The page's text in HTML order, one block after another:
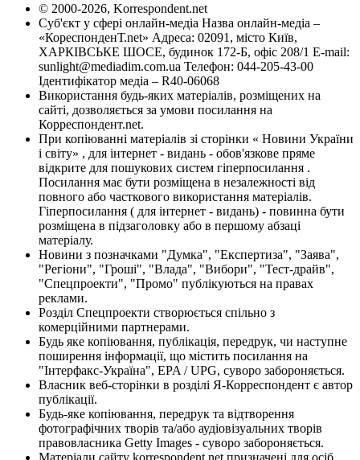
© 2000-2026, Korrespondent.net
Суб'єкт у сфері онлайн-медіа Назва онлайн-медіа –
«КореспонденТ.net» Адреса: 02091, місто Київ,
ХАРКІВСЬКЕ ШОСЕ, будинок 172-Б, офіс 208/1 E-mail:
sunlight@mediadim.com.ua Телефон: 044-205-43-00
Ідентифікатор медіа – R40-06068
Використання будь-яких матеріалів, розміщених на
сайті, дозволяється за умови посилання на
Корреспондент.net.
При копіюванні матеріалів зі сторінки « Новини України
і світу» , для інтернет - видань - обов'язкове пряме
відкрите для пошукових систем гіперпосилання .
Посилання має бути розміщена в незалежності від
повного або часткового використання матеріалів.
Гіперпосилання ( для інтернет - видань) - повинна бути
розміщена в підзаголовку або в першому абзаці
матеріалу.
Новини з позначками "Думка", "Експертиза", "Заява",
"Регіони", "Гроші", "Влада", "Вибори", "Тест-драйв",
"Спецпроекти", "Промо" публікуються на правах
реклами.
Розділ Спецпроекти створюється спільно з
комерційними партнерами.
Будь яке копіювання, публікація, передрук, чи наступне
поширення інформації, що містить посилання на
"Інтерфакс-Україна", EPA / UPG, суворо забороняється.
Власник веб-сторінки в розділі Я-Корреспондент є автор
публікації.
Будь-яке копіювання, передрук та відтворення
фотографічних творів та/або аудіовізуальних творів
правовласника Getty Images - суворо забороняється.
Матеріали сайту korrespondent.net призначені для осіб